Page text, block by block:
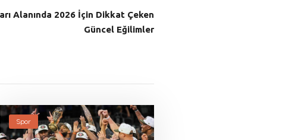
Alanında 2026 İçin Dikkat Çeken
Güncel Eğilimler
Spor